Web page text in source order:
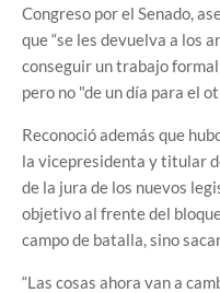
Congreso por el Senado,
que “se les devuelva a los
conseguir un trabajo
pero no "de un día para el
Reconoció además que
la vicepresidenta y titular
de la jura de los nuevos
objetivo al frente del
campo de batalla, sino
“Las cosas ahora van a